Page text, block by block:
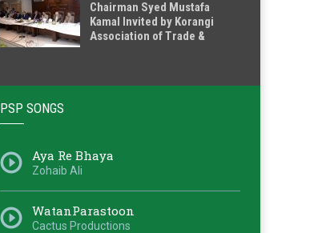
Chairman Syed Mustafa
Kamal Invited by Korangi
Association of Trade &
PSP SONGS
Aya Re Bhaya
Zohaib Ali
WatanParastoon
Cactus Productions